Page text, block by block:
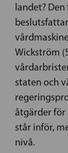
landet?
Wickström
staten och
åtgärder för
står inför,
nivå.